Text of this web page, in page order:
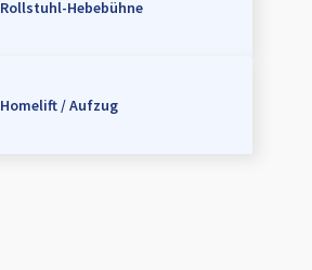
Rollstuhl-Hebebühne
Homelift / Aufzug